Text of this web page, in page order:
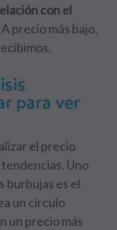
con el
A precio más bajo,
para ver
el precio
Uno
burbujas es el
un círculo
un precio más